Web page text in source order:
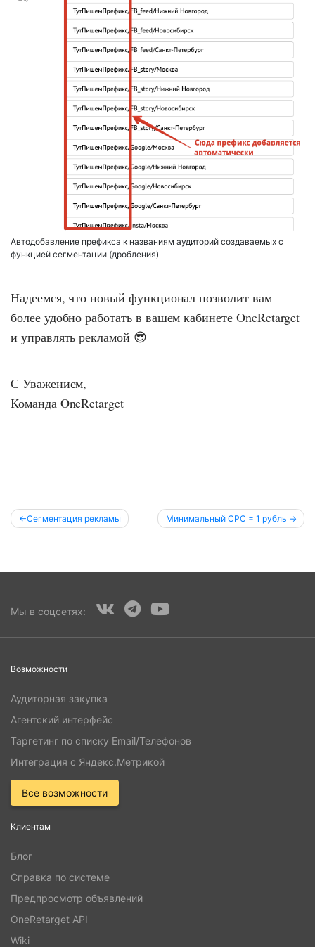
Автодобавление префикса к названиям аудиторий создаваемых с
функцией сегментации (дробления)
Надеемся, что новый функционал позволит вам
более удобно работать в вашем кабинете OneRetarget
и управлять рекламой 😎
С Уважением,
Команда OneRetarget
Навигация
Сегментация рекламы Минимальный CPC = 1 рубль
Мы в соцсетях:
Возможности
Аудиторная закупка
Агентский интерфейс
Таргетинг по списку Email/Телефонов
Интеграция с Яндекс.Метрикой
Все возможности
Клиентам
Блог
Справка по системе
Предпросмотр объявлений
OneRetarget API
Wiki